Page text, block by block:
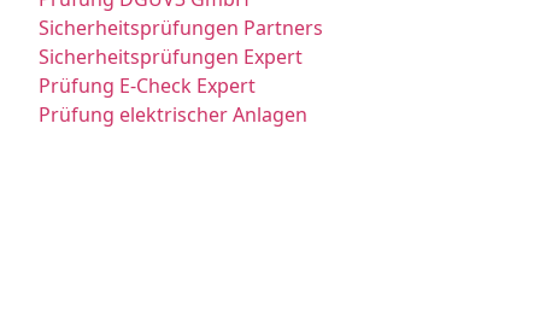
Sicherheitsprüfungen Partners
Sicherheitsprüfungen Expert
Prüfung E-Check Expert
Prüfung elektrischer Anlagen